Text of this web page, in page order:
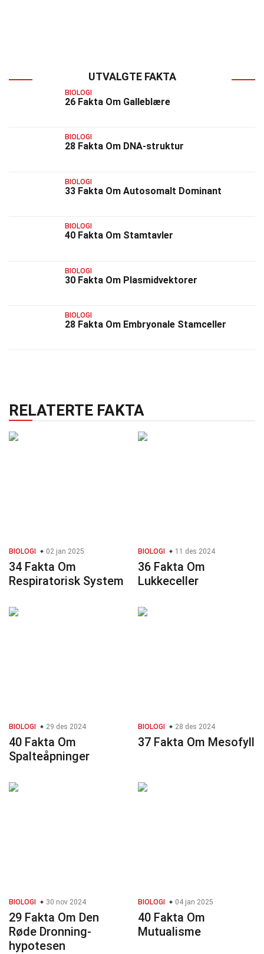
UTVALGTE FAKTA
BIOLOGI
26 Fakta Om Galleblære
BIOLOGI
28 Fakta Om DNA-struktur
BIOLOGI
33 Fakta Om Autosomalt Dominant
BIOLOGI
40 Fakta Om Stamtavler
BIOLOGI
30 Fakta Om Plasmidvektorer
BIOLOGI
28 Fakta Om Embryonale Stamceller
RELATERTE FAKTA
BIOLOGI 02 jan 2025
34 Fakta Om
Respiratorisk System
BIOLOGI 11 des 2024
36 Fakta Om
Lukkeceller
BIOLOGI 29 des 2024
40 Fakta Om
Spalteåpninger
BIOLOGI 28 des 2024
37 Fakta Om Mesofyll
BIOLOGI 30 nov 2024
29 Fakta Om Den
Røde Dronning-
hypotesen
BIOLOGI 04 jan 2025
40 Fakta Om
Mutualisme